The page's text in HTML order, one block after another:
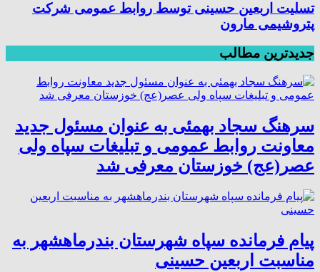
تسلیت اربعین حسینی توسط روابط عمومی شرکت
پتروشیمی مارون
جدیدترین مطالب
سرهنگ سجاد بهمئی به عنوان مسئول جدید
معاونت روابط عمومی و تبلیغات سپاه ولی
عصر(عج) خوزستان معرفی شد
پیام فرمانده سپاه شهرستان بندرماهشهر به
مناسبت اربعین حسینی